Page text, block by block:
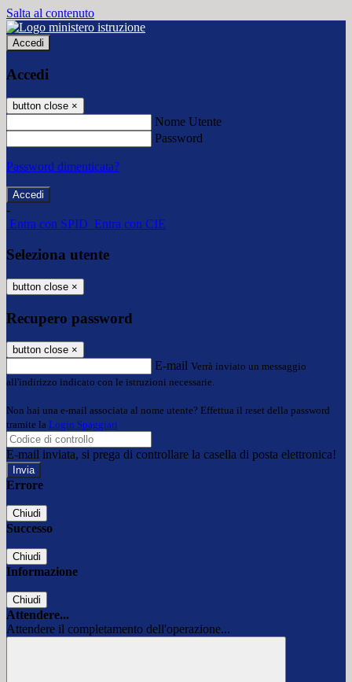
Salta al contenuto
Accedi
Accedi
button close ×
Nome Utente
Password
Password dimenticata?
-
Entra con SPID Entra con CIE
Seleziona utente
button close ×
Recupero password
button close ×
E-mail Verrà inviato un messaggio
all'indirizzo indicato con le istruzioni necessarie.
Non hai una e-mail associata al nome utente? Effettua il reset della password
tramite la Login Spaggiari
E-mail inviata, si prega di controllare la casella di posta elettronica!
Errore
Chiudi
Successo
Chiudi
Informazione
Chiudi
Attendere...
Attendere il completamento dell'operazione...